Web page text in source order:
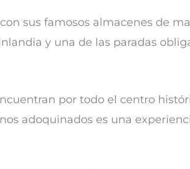
sus famosos almacenes de
y una de las paradas
por todo el centro
adoquinados es una